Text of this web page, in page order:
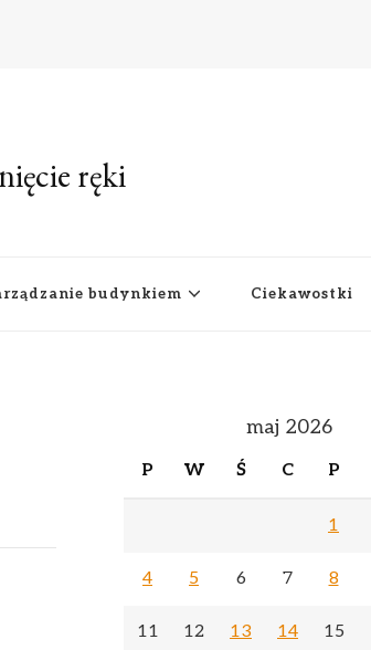
ręki
budynkiem Ciekawostki
maj 2026
P W Ś C P
1
4 5 6 7 8
11 12 13 14 15